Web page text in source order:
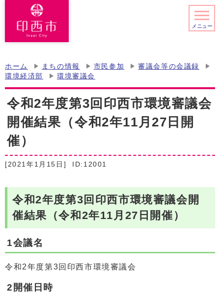
メニュー
ホーム まちの情報 市民参加
審議会等の会議録
環境経済部
環境審議会
令和2年度第3回印西市環境審議会
開催結果（令和2年11月27日開
催）
[2021年1月15日] ID:12001
令和2年度第3回印西市環境審議会開
催結果（令和2年11月27日開催）
1会議名
令和2年度第3回印西市環境審議会
2開催日時